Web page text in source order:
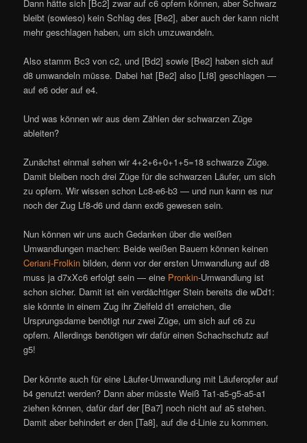
Dann hätte sich [Bc2] zwar auf c6 opfern können, aber Schwarz
bleibt (sowieso) kein Schlag des [Be2], aber auch der kann nicht
mehr geschlagen haben, um sich umzuwandeln.
Also stamm Bc3 von c2, und [Bd2] sowie [Be2] haben sich auf
d8 umwandeln müsse. Dabei hat [Be2] also [Lf8] geschlagen —
auf e6 oder auf e4.
Und was können wir aus dem Zählen der schwarzen Züge
ableiten?
Zunächst einmal sehen wir 4+2+6+0+1+5=18 schwarze Züge.
Damit bleiben noch drei Züge für die schwarzen Läufer, um sich
zu opfern. Wir wissen schon Lc8-e6-b3 — und nun kann es nur
noch der Zug Lf8-d6 und dann exd6 gewesen sein.
Nun können wir uns auch Gedanken über die weißen
Umwandlungen machen: Beide weißen Bauern können keinen
Ceriani-Frolkin bilden, denn vor der ersten Umwandlung auf d8
muss ja d7xXc6 erfolgt sein — eine Pronkin-Umwandlung ist
schon sicher. Damit ist ein verdächtiger Stein bereits die wDd1:
sie könnte in einem Zug ihr Zielfeld d1 erreichen, die
Ursprungsdame benötigt nur zwei Züge, um sich auf c6 zu
opfern. Allerdings benötigen wir dafür einen Schachschutz auf
g5!
Der könnte auch für eine Läufer-Umwandlung mit Läuferopfer auf
b4 genutzt werden? Dann aber müsste Weiß Ta1-a5-g5-a5-a1
ziehen können, dafür darf der [Ba7] noch nicht auf a5 stehen.
Damit aber behindert er den [Ta8], auf die d-Linie zu kommen.